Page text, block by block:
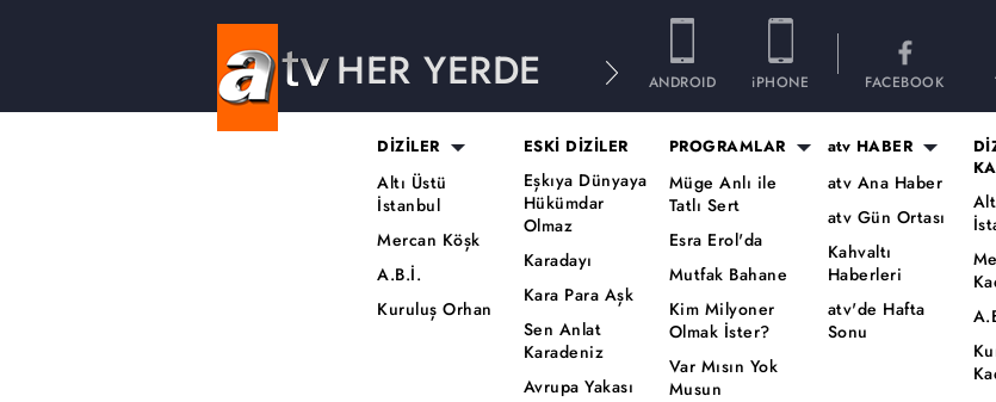
HER YERDE ANDROID iPHONE FACEBOOK
DİZİLER
Altı Üstü
İstanbul
Mercan Köşk
A.B.İ.
Kuruluş Orhan
ESKİ DİZİLER
Eşkıya Dünyaya
Hükümdar
Olmaz
Karadayı
Kara Para Aşk
Sen Anlat
Karadeniz
Avrupa Yakası
PROGRAMLAR
Müge Anlı ile
Tatlı Sert
Esra Erol'da
Mutfak Bahane
Kim Milyoner
Olmak İster?
Var Mısın Yok
Musun
atv HABER
atv Ana Haber
atv Gün Ortası
Kahvaltı
Haberleri
atv'de Hafta
Sonu